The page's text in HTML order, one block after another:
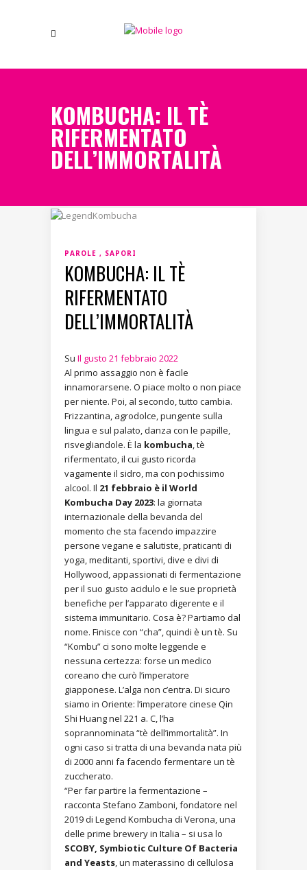
KOMBUCHA: IL TÈ
RIFERMENTATO
DELL’IMMORTALITÀ
PAROLE SAPORI
KOMBUCHA: IL TÈ
RIFERMENTATO
DELL’IMMORTALITÀ
Su Il gusto 21 febbraio 2022
Al primo assaggio non è facile
innamorarsene. O piace molto o non piace
per niente. Poi, al secondo, tutto cambia.
Frizzantina, agrodolce, pungente sulla
lingua e sul palato, danza con le papille,
risvegliandole. È la kombucha, tè
rifermentato, il cui gusto ricorda
vagamente il sidro, ma con pochissimo
alcool. Il 21 febbraio è il World
Kombucha Day 2023: la giornata
internazionale della bevanda del
momento che sta facendo impazzire
persone vegane e salutiste, praticanti di
yoga, meditanti, sportivi, dive e divi di
Hollywood, appassionati di fermentazione
per il suo gusto acidulo e le sue proprietà
benefiche per l’apparato digerente e il
sistema immunitario. Cosa è? Partiamo dal
nome. Finisce con “cha”, quindi è un tè. Su
“Kombu” ci sono molte leggende e
nessuna certezza: forse un medico
coreano che curò l’imperatore
giapponese. L’alga non c’entra. Di sicuro
siamo in Oriente: l’imperatore cinese Qin
Shi Huang nel 221 a. C, l’ha
soprannominata “tè dell’immortalità”. In
ogni caso si tratta di una bevanda nata più
di 2000 anni fa facendo fermentare un tè
zuccherato.
“Per far partire la fermentazione –
racconta Stefano Zamboni, fondatore nel
2019 di Legend Kombucha di Verona, una
delle prime brewery in Italia – si usa lo
SCOBY, Symbiotic Culture Of Bacteria
and Yeasts, un materassino di cellulosa